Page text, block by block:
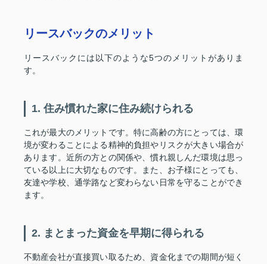
リースバックのメリット
リースバックには以下のような5つのメリットがありま
す。
1. 住み慣れた家に住み続けられる
これが最大のメリットです。特に高齢の方にとっては、環
境が変わることによる精神的負担やリスクが大きい場合が
あります。近所の方との関係や、慣れ親しんだ環境は思っ
ている以上に大切なものです。また、お子様にとっても、
友達や学校、通学路など変わらない日常を守ることができ
ます。
2. まとまった資金を早期に得られる
不動産会社が直接買い取るため、資金化までの期間が短く